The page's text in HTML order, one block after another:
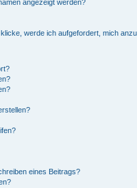
angezeigt werden?
werde ich aufgefordert, mich
eines Beitrags?